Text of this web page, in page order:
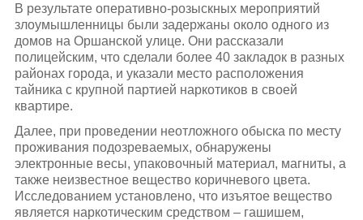
В результате оперативно-розыскных мероприятий
злоумышленницы были задержаны около одного из
домов на Оршанской улице. Они рассказали
полицейским, что сделали более 40 закладок в разных
районах города, и указали место расположения
тайника с крупной партией наркотиков в своей
квартире.
Далее, при проведении неотложного обыска по месту
проживания подозреваемых, обнаружены
электронные весы, упаковочный материал, магниты, а
также неизвестное вещество коричневого цвета.
Исследованием установлено, что изъятое вещество
является наркотическим средством – гашишем,